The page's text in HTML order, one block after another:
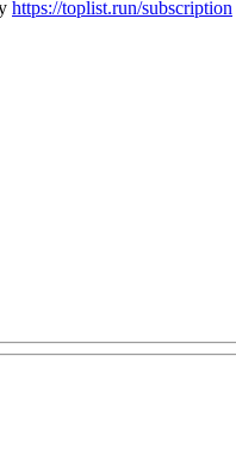
https://toplist.run/subscription